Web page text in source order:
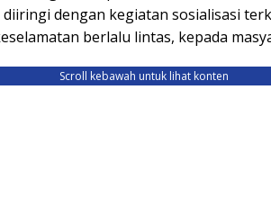
dengan kegiatan sosialisasi
berlalu lintas, kepada
Scroll kebawah untuk lihat konten